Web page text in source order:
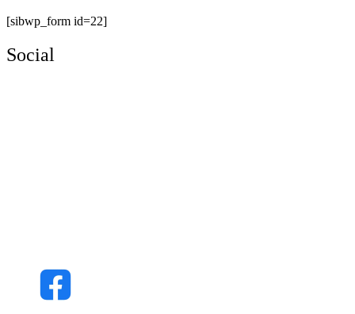
[sibwp_form id=22]
Social